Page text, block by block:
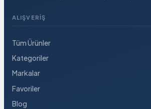
ALIŞVERIŞ
Tüm Ürünler
Kategoriler
Markalar
Favoriler
Blog